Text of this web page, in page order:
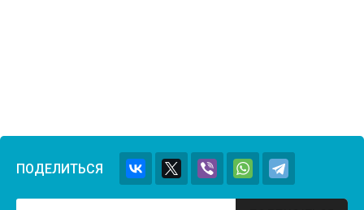
ПОДЕЛИТЬСЯ